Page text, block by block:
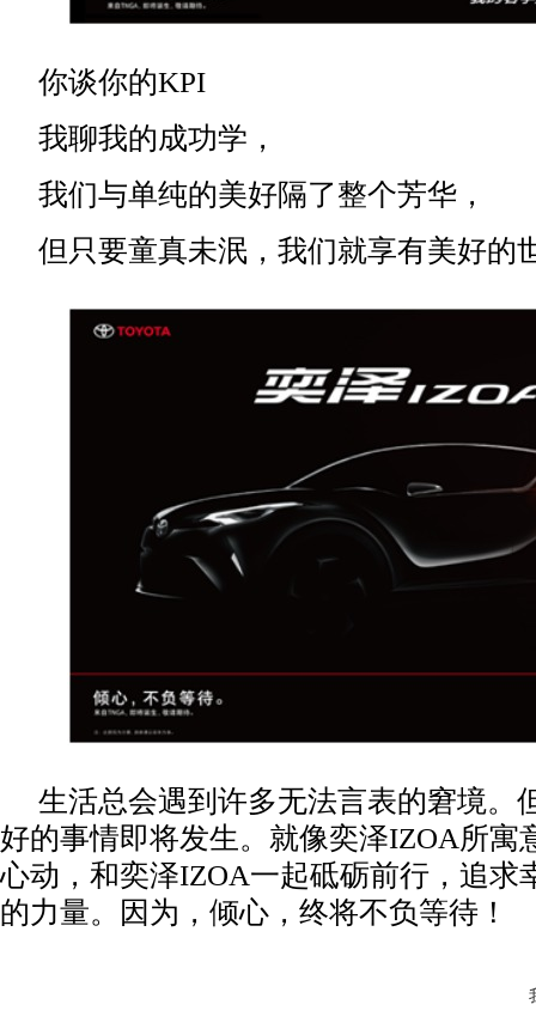
你谈你的KPI
我聊我的成功学，
我们与单纯的美好隔了整个芳华，
但只要童真未泯，我们就享有美好的
生活总会遇到许多无法言表的窘境。
好的事情即将发生。就像奕泽IZOA所寓
心动，和奕泽IZOA一起砥砺前行，追求
的力量。因为，倾心，终将不负等待！